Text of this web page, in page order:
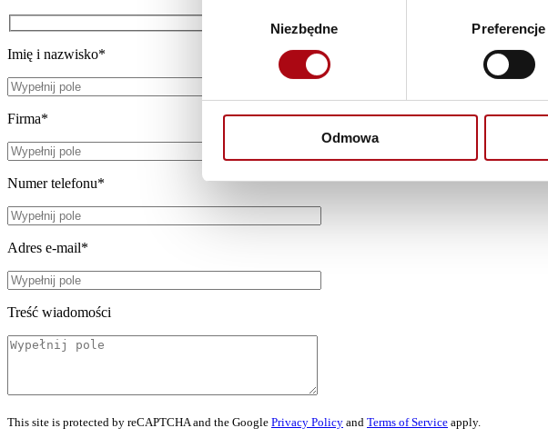
zgody
Niezbędne Preferencje
Odmowa
Imię i nazwisko*
Firma*
Numer telefonu*
Adres e-mail*
Treść wiadomości
This site is protected by reCAPTCHA and the Google Privacy Policy and Terms of Service apply.